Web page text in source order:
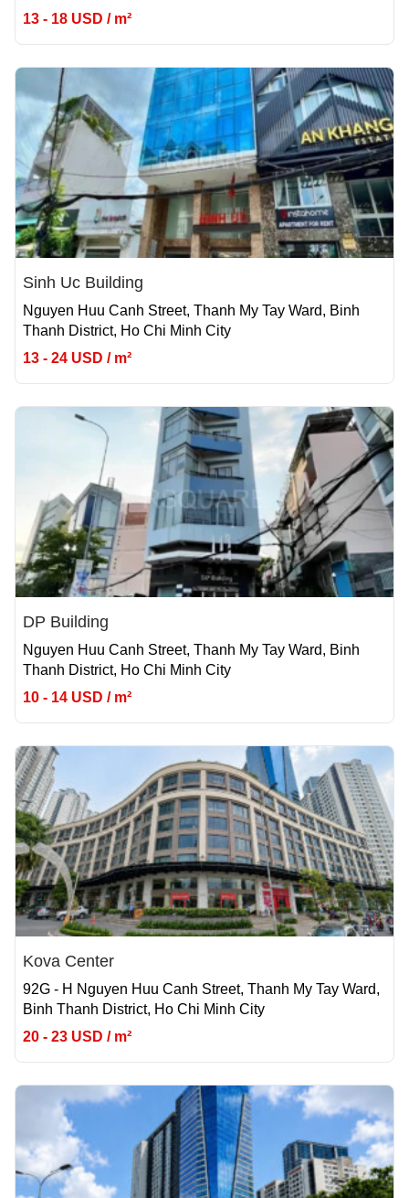
13 - 18 USD / m²
Sinh Uc Building
Nguyen Huu Canh Street, Thanh My Tay Ward, Binh
Thanh District, Ho Chi Minh City
13 - 24 USD / m²
DP Building
Nguyen Huu Canh Street, Thanh My Tay Ward, Binh
Thanh District, Ho Chi Minh City
10 - 14 USD / m²
Kova Center
92G - H Nguyen Huu Canh Street, Thanh My Tay Ward,
Binh Thanh District, Ho Chi Minh City
20 - 23 USD / m²